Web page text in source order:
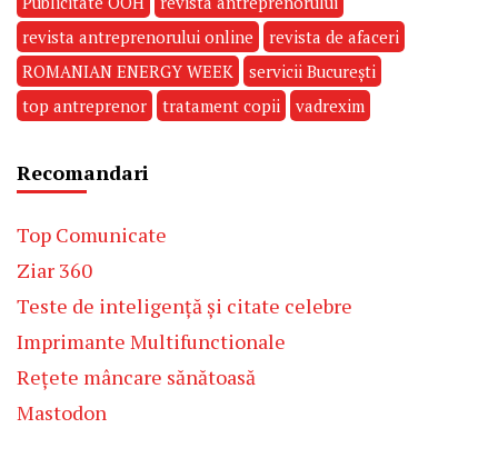
revista antreprenorului online
revista de afaceri
ROMANIAN ENERGY WEEK
servicii București
top antreprenor
tratament copii vadrexim
Recomandari
Top Comunicate
Ziar 360
Teste de inteligență și citate celebre
Imprimante Multifunctionale
Rețete mâncare sănătoasă
Mastodon